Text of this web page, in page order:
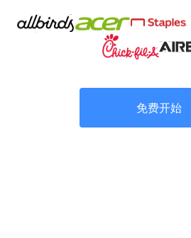
免费开始